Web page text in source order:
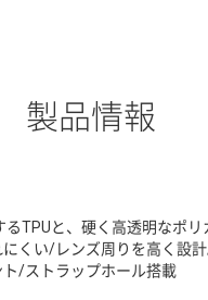
製品情報
るTPUと、硬く高透明なポ
くい/レンズ周りを高く設
/ストラップホール搭載